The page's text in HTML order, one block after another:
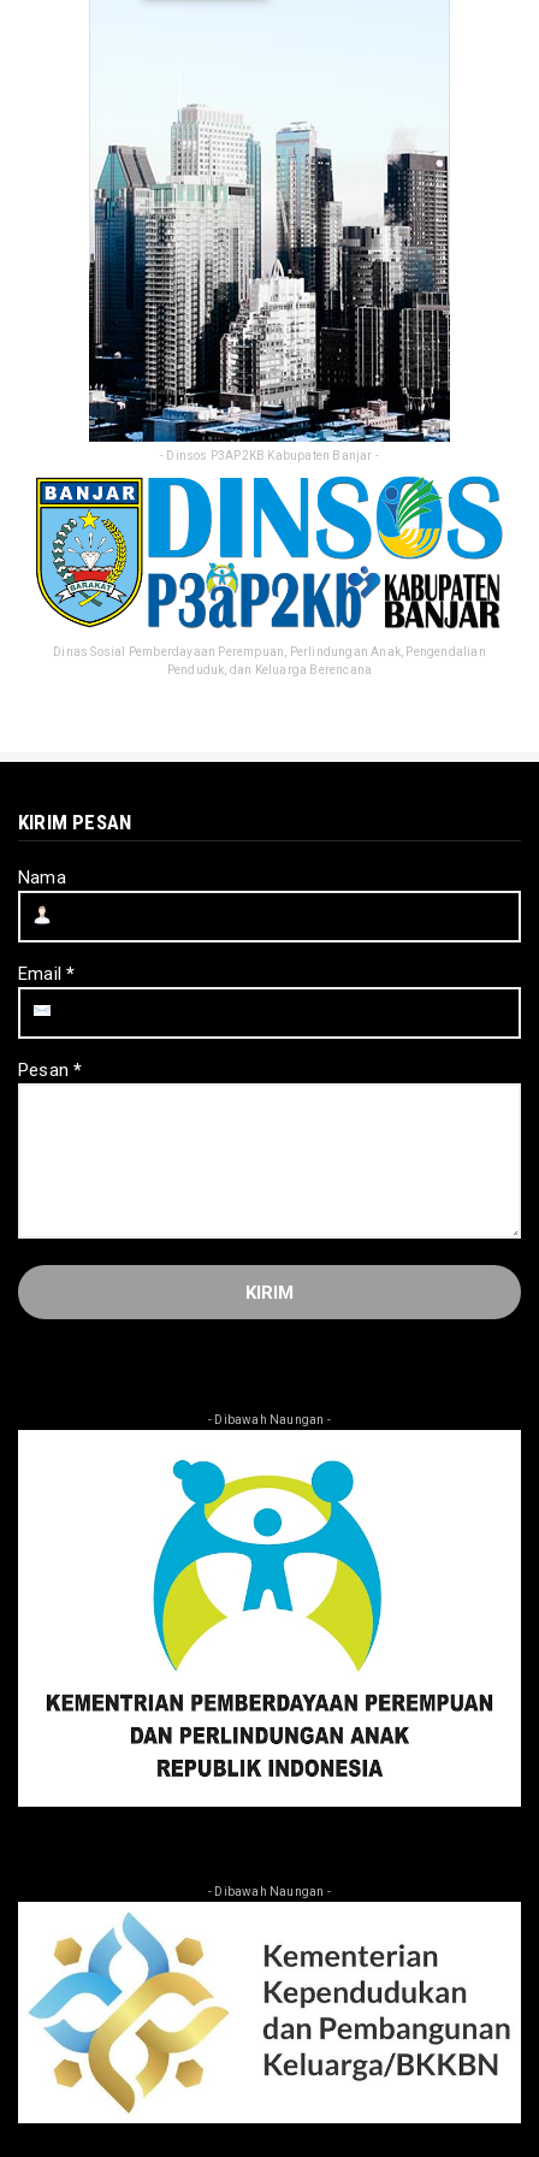
TP3S untuk Perta...
- Dinsos P3AP2KB Kabupaten Banjar -
Dinas Sosial Pemberdayaan Perempuan, Perlindungan Anak, Pengendalian
Penduduk, dan Keluarga Berencana
KIRIM PESAN
Nama
Email*
Pesan*
- Dibawah Naungan -
- Dibawah Naungan -